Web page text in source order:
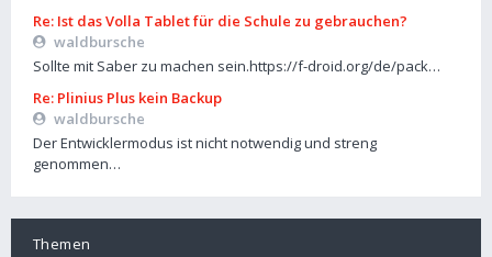
Re: Ist das Volla Tablet für die Schule zu gebrauchen?
waldbursche
Sollte mit Saber zu machen sein.https://f-droid.org/de/pack…
Re: Plinius Plus kein Backup
waldbursche
Der Entwicklermodus ist nicht notwendig und streng
genommen…
Themen